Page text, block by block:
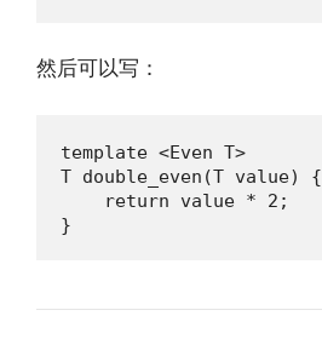
然后可以写：
template <Even T>
T double_even(T value) {
    return value * 2;
}